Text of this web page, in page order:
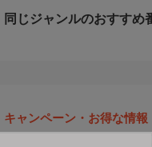
同じジャンルのおすすめ
キャンペーン・お得な情報